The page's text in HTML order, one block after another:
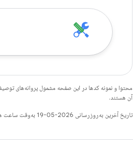
محتوا و نمونه کدها در این صفحه مشمول پروانه‌های
آن هستند.
تاریخ آخرین به‌روزرسانی 2026-05-19 به‌وقت ساعت هماهنگ جهانی.